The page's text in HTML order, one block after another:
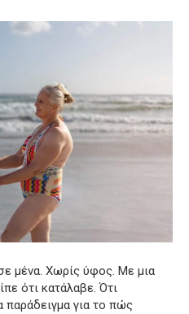
μένα. Χωρίς ύφος. Με μια
ότι κατάλαβε. Ότι
παράδειγμα για το πώς